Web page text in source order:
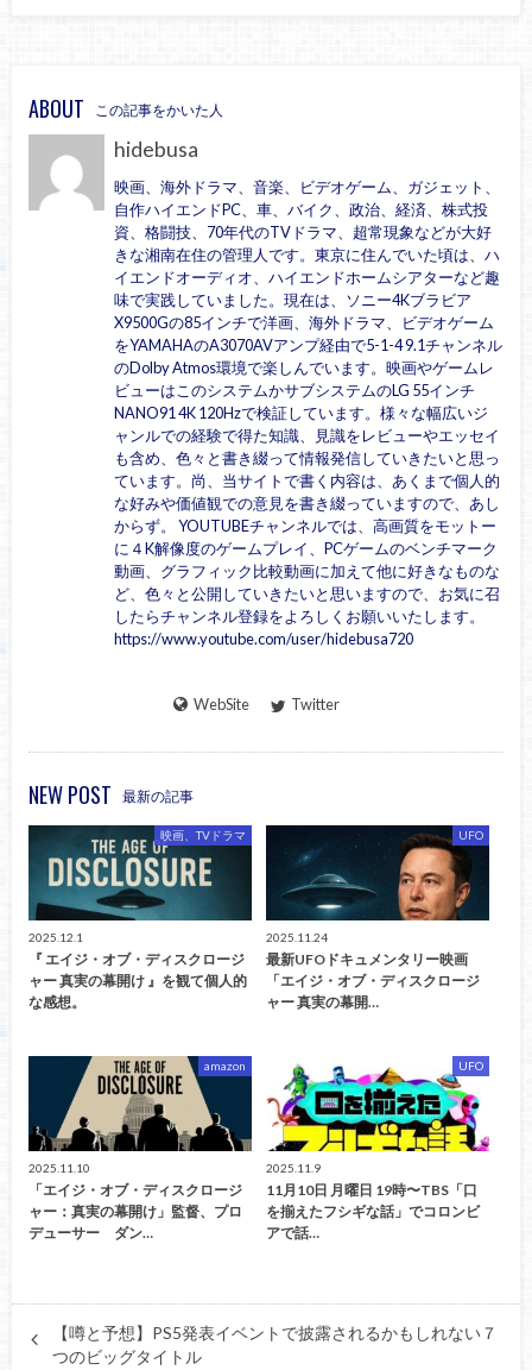
ABOUT この記事をかいた人
hidebusa
映画、海外ドラマ、音楽、ビデオゲーム、ガジェット、
自作ハイエンドPC、車、バイク、政治、経済、株式投
資、格闘技、70年代のTVドラマ、超常現象などが大好
きな湘南在住の管理人です。東京に住んでいた頃は、ハ
イエンドオーディオ、ハイエンドホームシアターなど趣
味で実践していました。現在は、ソニー4Kブラビア
X9500Gの85インチで洋画、海外ドラマ、ビデオゲーム
をYAMAHAのA3070AVアンプ経由で5-1-4 9.1チャンネル
のDolby Atmos環境で楽しんでいます。映画やゲームレ
ビューはこのシステムかサブシステムのLG 55インチ
NANO91 4K 120Hzで検証しています。様々な幅広いジ
ャンルでの経験で得た知識、見識をレビューやエッセイ
も含め、色々と書き綴って情報発信していきたいと思っ
ています。尚、当サイトで書く内容は、あくまで個人的
な好みや価値観での意見を書き綴っていますので、あし
からず。 YOUTUBEチャンネルでは、高画質をモットー
に４K解像度のゲームプレイ、PCゲームのベンチマーク
動画、グラフィック比較動画に加えて他に好きなものな
ど、色々と公開していきたいと思いますので、お気に召
したらチャンネル登録をよろしくお願いいたします。
https://www.youtube.com/user/hidebusa720
WebSite Twitter
NEW POST 最新の記事
映画、TVドラマ
2025.12.1
『 エイジ・オブ・ディスクロージ
ャー 真実の幕開け 』を観て個人的
な感想。
UFO
2025.11.24
最新UFOドキュメンタリー映画
「エイジ・オブ・ディスクロージ
ャー 真実の幕開…
amazon
2025.11.10
「エイジ・オブ・ディスクロージ
ャー：真実の幕開け」監督、プロ
デューサー ダン…
UFO
2025.11.9
11月10日 月曜日 19時〜TBS「口
を揃えたフシギな話」でコロンビ
アで話…
【噂と予想】PS5発表イベントで披露されるかもしれない７
つのビッグタイトル